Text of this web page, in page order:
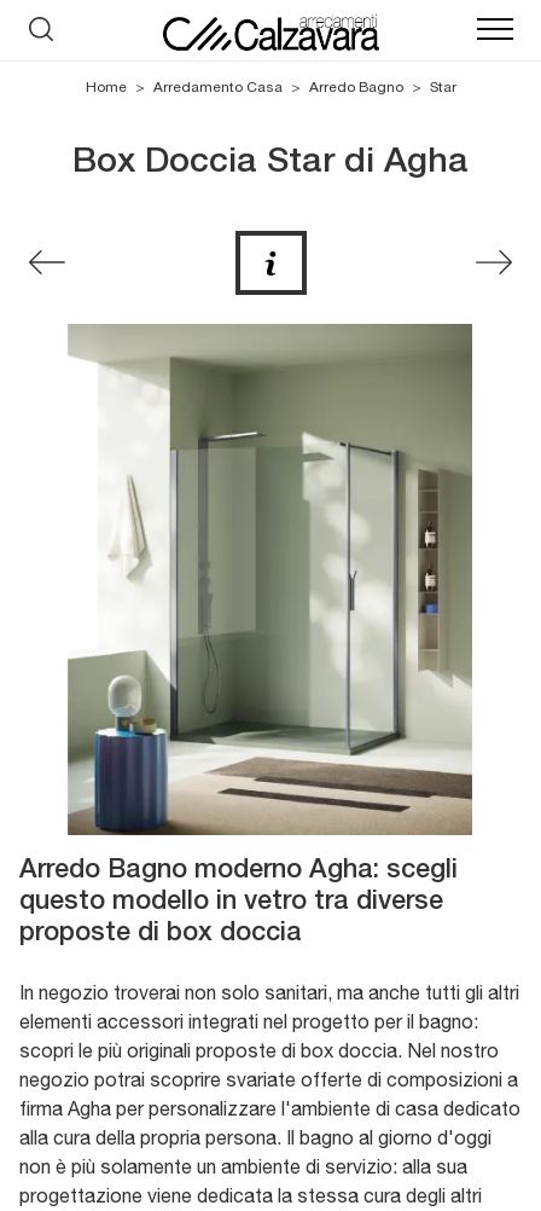
Home > Arredamento Casa > Arredo Bagno > Star
Box Doccia Star di Agha
Arredo Bagno moderno Agha: scegli
questo modello in vetro tra diverse
proposte di box doccia
In negozio troverai non solo sanitari, ma anche tutti gli altri
elementi accessori integrati nel progetto per il bagno:
scopri le più originali proposte di box doccia. Nel nostro
negozio potrai scoprire svariate offerte di composizioni a
firma Agha per personalizzare l'ambiente di casa dedicato
alla cura della propria persona. Il bagno al giorno d'oggi
non è più solamente un ambiente di servizio: alla sua
progettazione viene dedicata la stessa cura degli altri